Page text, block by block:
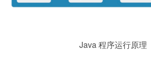
Java 程序运行原理